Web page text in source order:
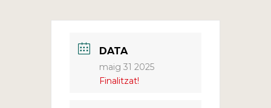
DATA
maig 31 2025
Finalitzat!